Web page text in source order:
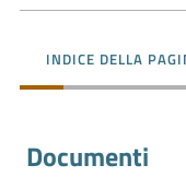
Promuovere
il
INDICE DELLA
Documenti